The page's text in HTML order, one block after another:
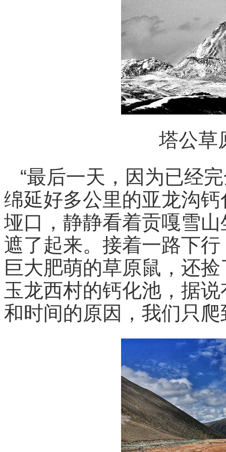
塔公草
“最后一天，因为已经
绵延好多公里的亚龙沟
垭口，静静看着贡嘎雪
遮了起来。接着一路下
巨大肥萌的草原鼠，还
玉龙西村的钙化池，据
和时间的原因，我们只